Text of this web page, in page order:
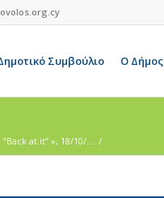
Συμβούλιο Ο Δήμος
at it” », 18/10/... /